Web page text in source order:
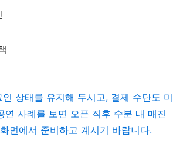
상태를 유지해 두시고, 결제 수단도 미
사례를 보면 오픈 직후 수분 내 매진
면에서 준비하고 계시기 바랍니다.